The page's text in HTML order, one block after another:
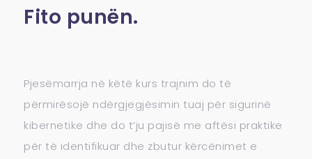
Fito punën.
Pjesëmarrja në këtë kurs trajnim do të
përmirësojë ndërgjegjësimin tuaj për sigurinë
kibernetike dhe do t’ju pajisë me aftësi praktike
për të identifikuar dhe zbutur kërcënimet e